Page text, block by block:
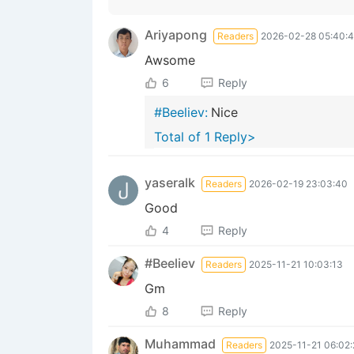
Ariyapong Readers 2026-02-28
Awsome
6 Reply
#Beeliev: Nice
Total of 1 Reply>
yaseralk Readers 2026-02-19 23:03:40
Good
4 Reply
#Beeliev Readers 2025-11-21 10:03:13
Gm
8 Reply
Muhammad Readers 2025-11-21